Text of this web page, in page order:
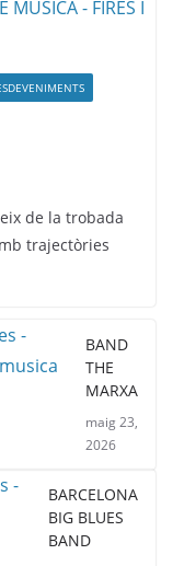
de la trobada
trajectòries
BAND
THE
MARXA
maig 23,
2026
BARCELONA
BIG BLUES
BAND